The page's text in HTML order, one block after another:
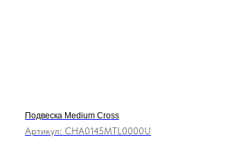
Подвеска Medium Cross
Артикул: CHA0145MTL0000U